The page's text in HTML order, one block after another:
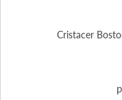
Cristacer